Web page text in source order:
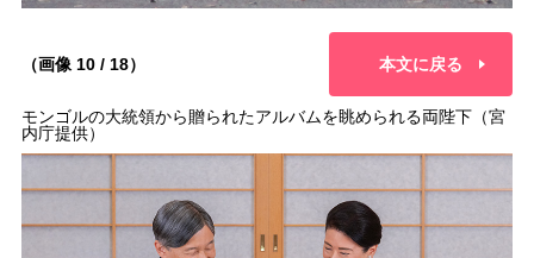
（画像 10 / 18） 本文に戻る
モンゴルの大統領から贈られたアルバムを眺められる両陛下（宮
内庁提供）